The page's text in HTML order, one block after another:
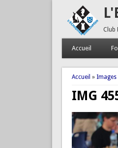
Club
Accueil
Vous êtes
Accueil »
IMG